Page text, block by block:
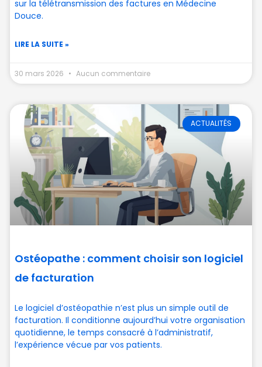
sur la télétransmission des factures en Médecine
Douce.
LIRE LA SUITE »
30 mars 2026 Aucun commentaire
ACTUALITÉS
Ostéopathe : comment choisir son logiciel
de facturation
Le logiciel d’ostéopathie n’est plus un simple outil de
facturation. Il conditionne aujourd’hui votre organisation
quotidienne, le temps consacré à l’administratif,
l’expérience vécue par vos patients.